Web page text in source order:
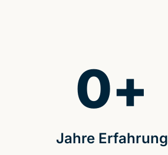
Jahre Erfahrung
0+